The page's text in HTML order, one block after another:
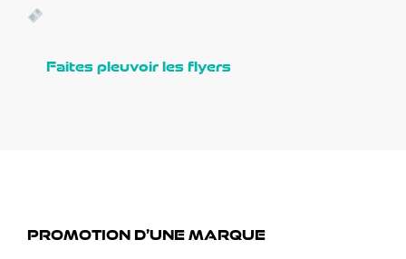
Faites pleuvoir les flyers
PROMOTION D’UNE MARQUE